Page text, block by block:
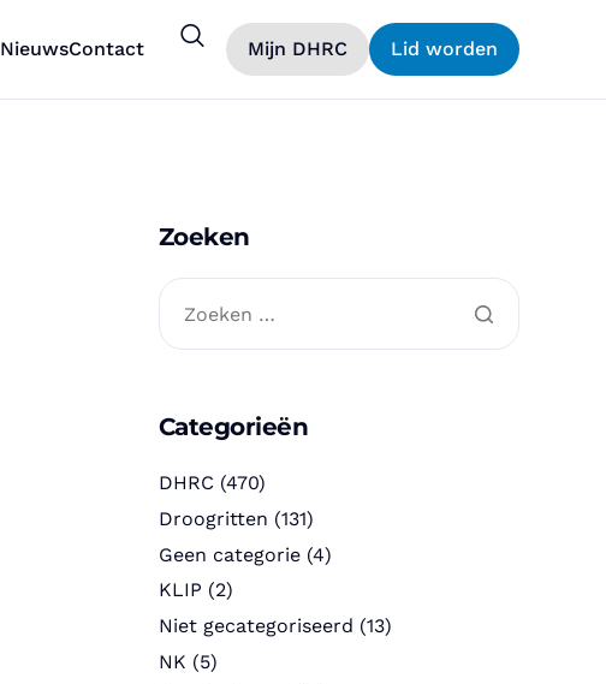
NieuwsContact Mijn DHRC Lid worden
Zoeken
Categorieën
DHRC (470)
Droogritten (131)
Geen categorie (4)
KLIP (2)
Niet gecategoriseerd (13)
NK (5)